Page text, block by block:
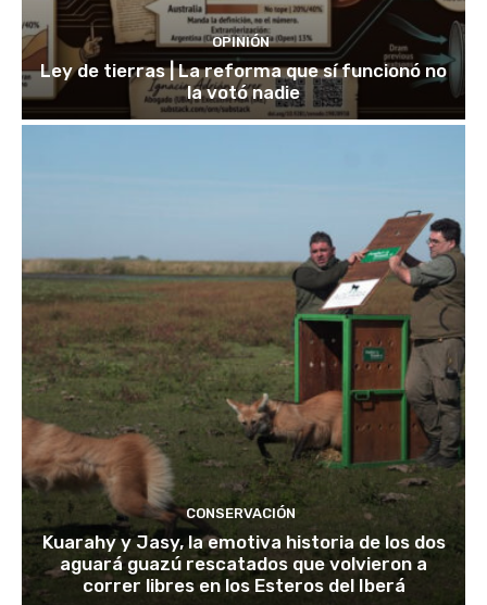
OPINIÓN
Ley de tierras | La reforma que sí funcionó no
la votó nadie
CONSERVACIÓN
Kuarahy y Jasy, la emotiva historia de los dos
aguará guazú rescatados que volvieron a
correr libres en los Esteros del Iberá